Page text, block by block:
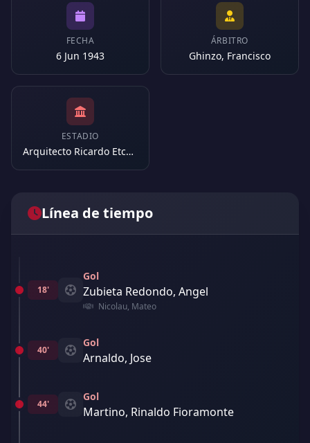
FECHA
6 Jun 1943
ÁRBITRO
Ghinzo, Francisco
ESTADIO
Arquitecto Ricardo Etcheverri (Argentina)
Línea de tiempo
18'
Gol
Zubieta Redondo, Angel
Nicolau, Mateo
40'
Gol
Arnaldo, Jose
44'
Gol
Martino, Rinaldo Fioramonte